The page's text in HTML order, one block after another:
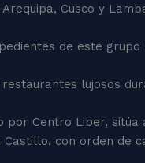
Cusco y
de este
lujosos
por Centro Liber,
Castillo, con orden